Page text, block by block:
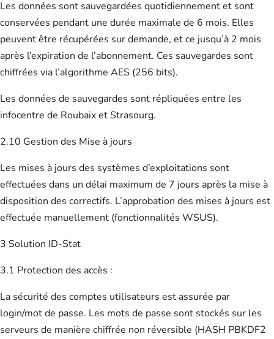
Les données sont sauvegardées quotidiennement et sont
conservées pendant une durée maximale de 6 mois. Elles
peuvent être récupérées sur demande, et ce jusqu’à 2 mois
après l’expiration de l’abonnement. Ces sauvegardes sont
chiffrées via l’algorithme AES (256 bits).
Les données de sauvegardes sont répliquées entre les
infocentre de Roubaix et Strasourg.
2.10 Gestion des Mise à jours
Les mises à jours des systèmes d’exploitations sont
effectuées dans un délai maximum de 7 jours après la mise à
disposition des correctifs. L’approbation des mises à jours est
effectuée manuellement (fonctionnalités WSUS).
3 Solution ID-Stat
3.1 Protection des accès :
La sécurité des comptes utilisateurs est assurée par
login/mot de passe. Les mots de passe sont stockés sur les
serveurs de manière chiffrée non réversible (HASH PBKDF2